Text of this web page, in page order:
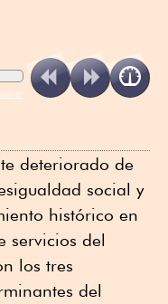
deteriorado de
social y
histórico en
servicios del
los tres
del